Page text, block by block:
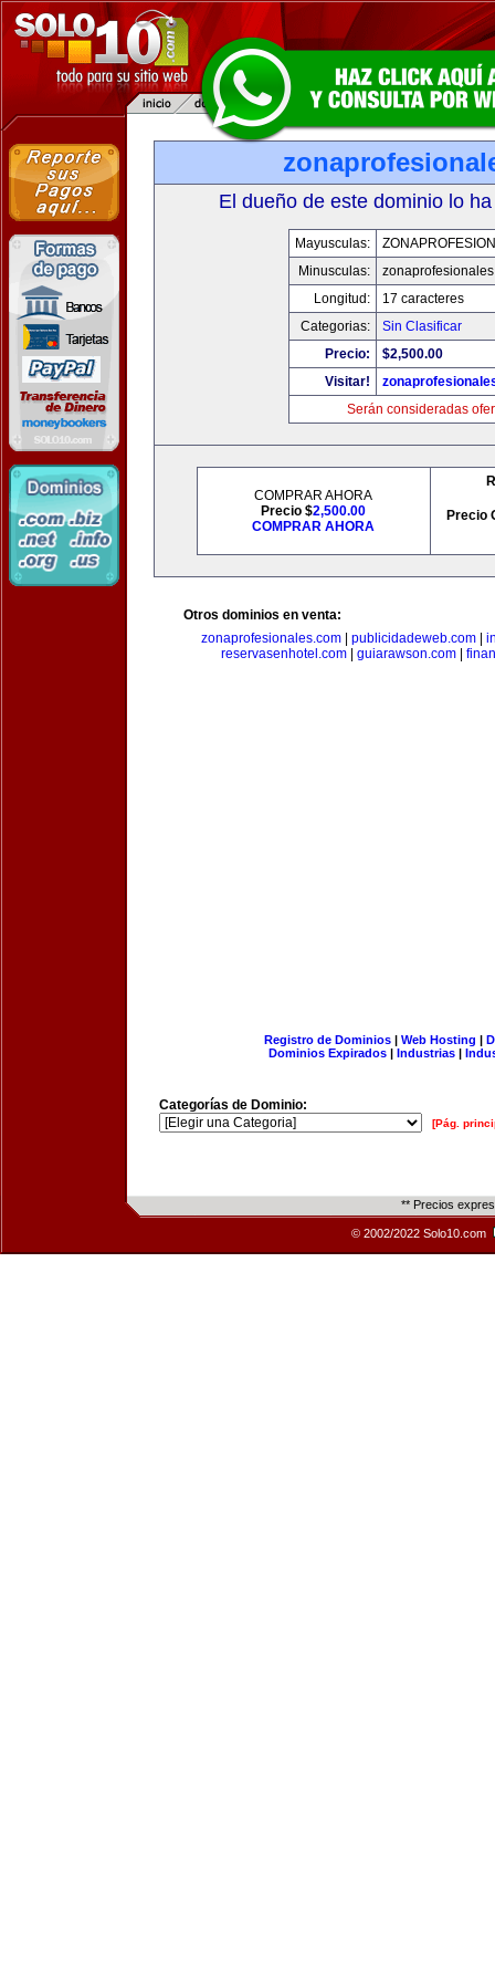
El dueño de este dominio lo
Mayusculas:
Minusculas:
Longitud:
17 caracteres
Categorias:
Sin Clasificar
Precio:
$2,500.00
Visitar!
Serán consideradas
COMPRAR AHORA
Precio $2,500.00
COMPRAR AHORA
Precio
Otros dominios en venta:
zonaprofesionales.com| publicidadeweb.com|
reservasenhotel.com
guiarawson.com
Registro de Dominios| Web Hosting |
Dominios Expirados | Industrias |
Categorías de Dominio:
[Pág.
** Precios
© 2002/2022 Solo10.com